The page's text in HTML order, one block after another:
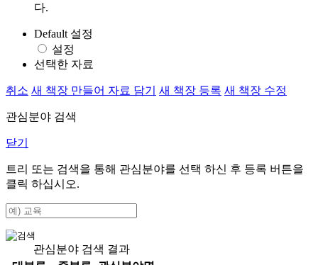
다.
Default 설정
설정
선택한 자료
취소 새 책장 만들어 자료 담기 새 책장 등록 새 책장 수정
관심분야 검색
닫기
트리 또는 검색을 통해 관심분야를 선택 하신 후 등록 버튼을
클릭 하십시오.
관심분야 검색 결과